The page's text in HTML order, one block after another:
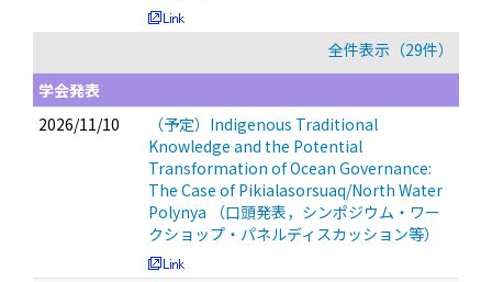
全件表示（29件）
学会発表
2026/11/10
（予定）Indigenous Traditional
Knowledge and the Potential
Transformation of Ocean Governance:
The Case of Pikialasorsuaq/North Water
Polynya
（口頭発表，シンポジウム・ワー
クショップ・パネルディスカッション等）